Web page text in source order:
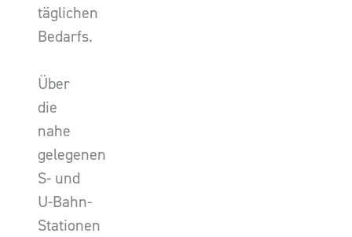
täglichen
Bedarfs.
Über
die
nahe
gelegenen
S- und
U-Bahn-
Stationen